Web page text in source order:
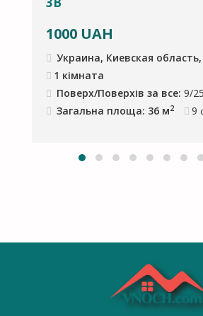
1000 UAH
Украина, Киевская область,
1 кімната
Поверх/Поверхів за все: 9/25
Загальна площа: 36 м2 9